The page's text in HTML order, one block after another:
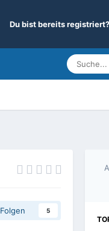
Du bist bereits
Folgen 5